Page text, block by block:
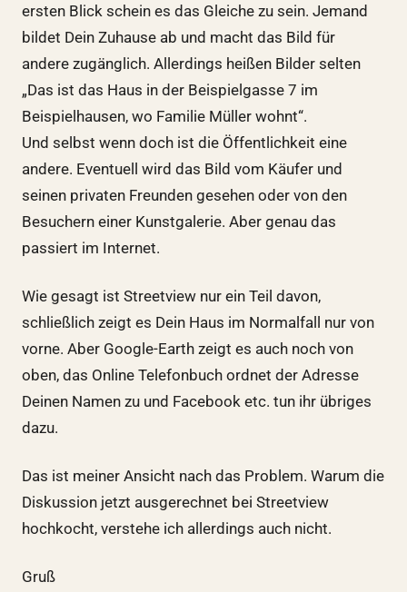
ersten Blick schein es das Gleiche zu sein. Jemand
bildet Dein Zuhause ab und macht das Bild für
andere zugänglich. Allerdings heißen Bilder selten
„Das ist das Haus in der Beispielgasse 7 im
Beispielhausen, wo Familie Müller wohnt“.
Und selbst wenn doch ist die Öffentlichkeit eine
andere. Eventuell wird das Bild vom Käufer und
seinen privaten Freunden gesehen oder von den
Besuchern einer Kunstgalerie. Aber genau das
passiert im Internet.
Wie gesagt ist Streetview nur ein Teil davon,
schließlich zeigt es Dein Haus im Normalfall nur von
vorne. Aber Google-Earth zeigt es auch noch von
oben, das Online Telefonbuch ordnet der Adresse
Deinen Namen zu und Facebook etc. tun ihr übriges
dazu.
Das ist meiner Ansicht nach das Problem. Warum die
Diskussion jetzt ausgerechnet bei Streetview
hochkocht, verstehe ich allerdings auch nicht.
Gruß